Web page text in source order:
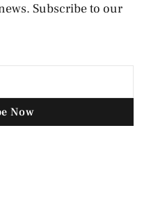
Subscribe to our
Now